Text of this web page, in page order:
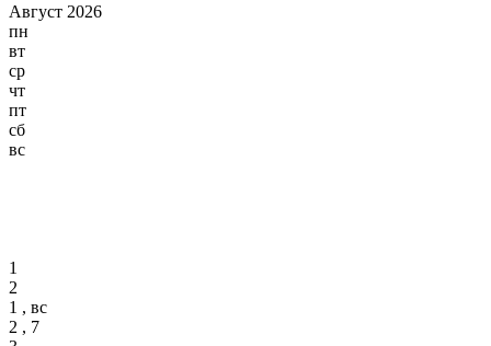
Август 2026
пн
вт
ср
чт
пт
сб
вс
1
2
1 , вс
2 , 7